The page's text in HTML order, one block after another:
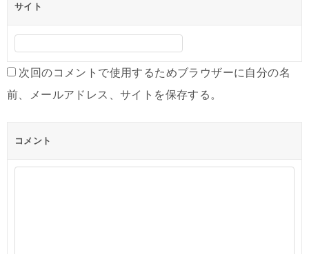
サイト
次回のコメントで使用するためブラウザーに自分の名
前、メールアドレス、サイトを保存する。
コメント